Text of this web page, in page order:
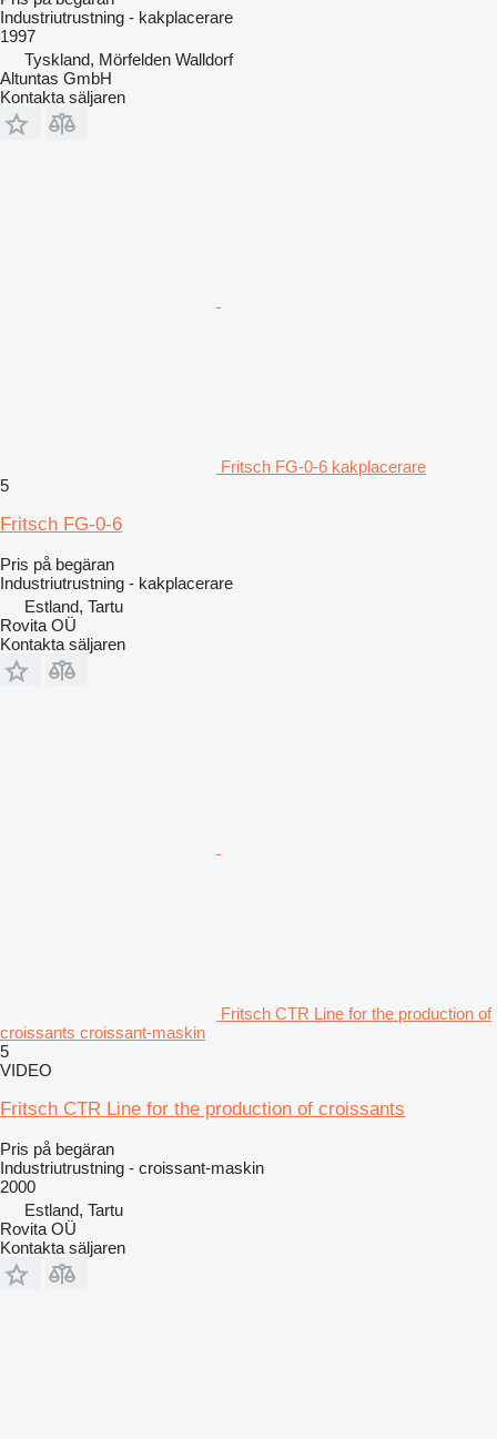
Industriutrustning - kakplacerare
1997
Tyskland, Mörfelden Walldorf
Altuntas GmbH
Kontakta säljaren
Fritsch FG-0-6 kakplacerare
5
Fritsch FG-0-6
Pris på begäran
Industriutrustning - kakplacerare
Estland, Tartu
Rovita OÜ
Kontakta säljaren
Fritsch CTR Line for the production of
croissants croissant-maskin
5
VIDEO
Fritsch CTR Line for the production of croissants
Pris på begäran
Industriutrustning - croissant-maskin
2000
Estland, Tartu
Rovita OÜ
Kontakta säljaren